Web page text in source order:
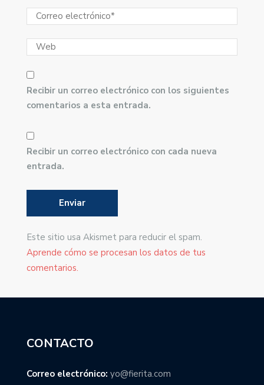
Recibir un correo electrónico con los siguientes
comentarios a esta entrada.
Recibir un correo electrónico con cada nueva
entrada.
Este sitio usa Akismet para reducir el spam.
Aprende cómo se procesan los datos de tus
comentarios.
CONTACTO
Correo electrónico: yo@fierita.com